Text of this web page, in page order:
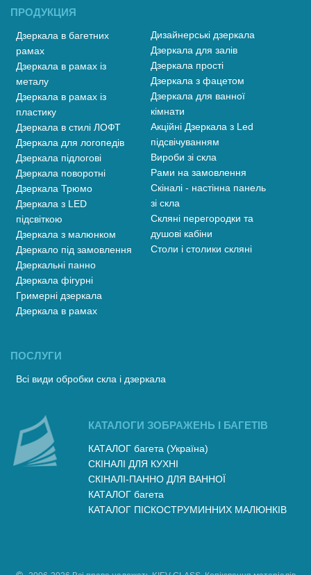
ПРОДУКЦИЯ
Дзеркала в багетних
рамах
Дзеркала в рамах із
металу
Дзеркала в рамах із
пластику
Дзеркала в стилі ЛОФТ
Дзеркала для логопедів
Дзеркала підлогові
Дзеркала поворотні
Дзеркала Трюмо
Дзеркала з LED
підсвіткою
Дзеркала з малюнком
Дзеркало під замовлення
Дзеркальні панно
Дзеркала фігурні
Гримерні дзеркала
Дзеркала в рамах
Дизайнерські дзеркала
Дзеркала для залів
Дзеркала прості
Дзеркала з фацетом
Дзеркала для ванної
кімнати
Акційні Дзеркала з Led
підсвічуванням
Вироби зі скла
Рами на замовлення
Скіналі - настінна панель
зі скла
Скляні перегородки та
душові кабіни
Столи і столики скляні
ПОСЛУГИ
Всі види обробки скла і дзеркала
КАТАЛОГИ ЗОБРАЖЕНЬ І БАГЕТІВ
КАТАЛОГ багета (Україна)
СКІНАЛІ ДЛЯ КУХНІ
СКІНАЛІ-ПАННО ДЛЯ ВАННОЇ
КАТАЛОГ багета
КАТАЛОГ ПІСКОСТРУМИННИХ МАЛЮНКІВ